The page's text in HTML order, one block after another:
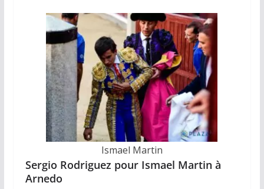
Ismael Martin
Sergio Rodriguez pour Ismael Martin à
Arnedo